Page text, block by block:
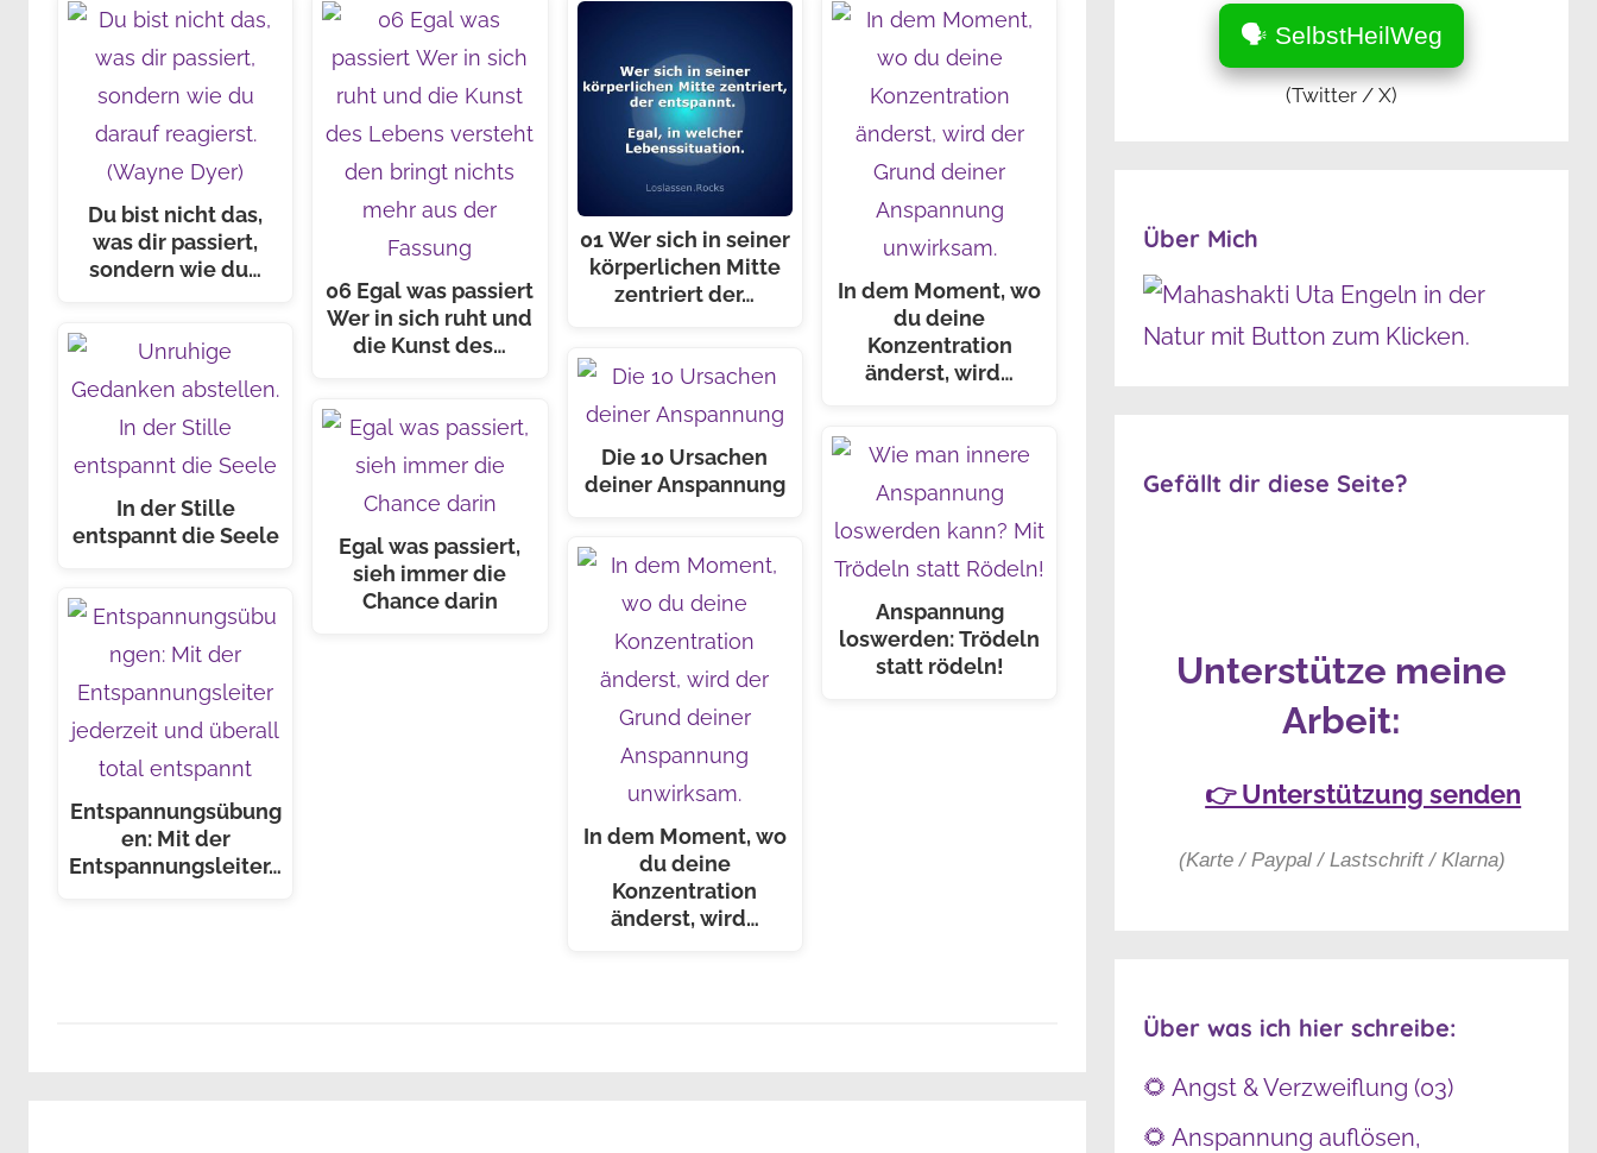
Du bist nicht das,
was dir passiert,
sondern wie du…
In der Stille
entspannt die Seele
Entspannungsübung
en: Mit der
Entspannungsleiter…
06 Egal was passiert
Wer in sich ruht und
die Kunst des…
Egal was passiert,
sieh immer die
Chance darin
01 Wer sich in seiner
körperlichen Mitte
zentriert der…
Die 10 Ursachen
deiner Anspannung
In dem Moment, wo
du deine
Konzentration
änderst, wird…
In dem Moment, wo
du deine
Konzentration
änderst, wird…
Anspannung
loswerden: Trödeln
statt rödeln!
🗣️ SelbstHeilWeg
(Twitter / X)
Über Mich
Gefällt dir diese Seite?
Unterstütze meine
Arbeit:
👉 Unterstützung senden
(Karte / Paypal / Lastschrift / Klarna)
Über was ich hier schreibe:
🌻 Angst & Verzweiflung (03)
🌻 Anspannung auflösen,